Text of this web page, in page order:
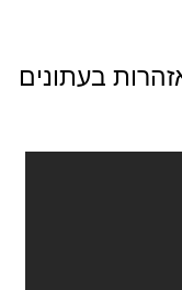
בעתונים